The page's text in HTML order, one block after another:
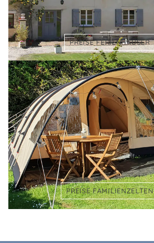
PREISE FERIENHÄUSER
PREISE FAMILIENZELTEN